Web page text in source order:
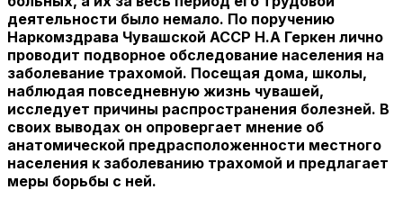
деятельности было немало. По поручению
Наркомздрава Чувашской АССР Н.А Геркен лично
проводит подворное обследование населения на
заболевание трахомой. Посещая дома, школы,
наблюдая повседневную жизнь чувашей,
исследует причины распространения болезней. В
своих выводах он опровергает мнение об
анатомической предрасположенности местного
населения к заболеванию трахомой и предлагает
меры борьбы с ней.